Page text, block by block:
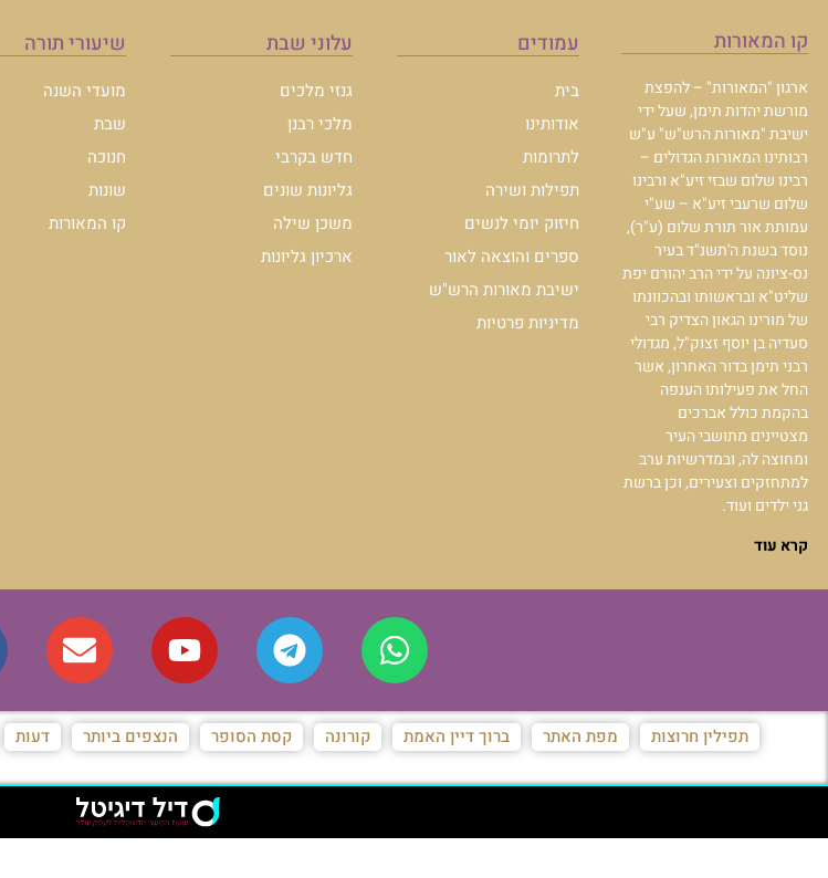
קו המאורות
ארגון "המאורות" – להפצת
מורשת יהדות תימן, שעל ידי
ישיבת "מאורות הרש"ש" ע"ש
רבותינו המאורות הגדולים –
רבינו שלום שבזי זיע"א ורבינו
שלום שרעבי זיע"א – שע"י
עמותת אור תורת שלום (ע"ר),
נוסד בשנת ה'תשנ"ד בעיר
נס-ציונה על ידי הרב יהורם יפת
שליט"א ובראשותו ובהכוונתו
של מורינו הגאון הצדיק רבי
סעדיה בן יוסף זצוק"ל, מגדולי
רבני תימן בדור האחרון, אשר
החל את פעילותו הענפה
בהקמת כולל אברכים
מצטיינים מתושבי העיר
ומחוצה לה, ובמדרשיות ערב
למתחזקים וצעירים, וכן ברשת
גני ילדים ועוד.
קרא עוד
עמודים
בית
אודותינו
לתרומות
תפילות ושירה
חיזוק יומי לנשים
ספרים והוצאה לאור
ישיבת מאורות הרש"ש
מדיניות פרטיות
עלוני שבת
גנזי מלכים
מלכי רבנן
חדש בקרבי
גליונות שונים
משכן שילה
ארכיון גליונות
שיעורי תורה
מועדי השנה
שבת
חנוכה
שונות
קו המאורות
תפילין חרוצות מפת האתר ברוך דיין האמת קורונה קסת הסופר הנצפים ביותר דעות